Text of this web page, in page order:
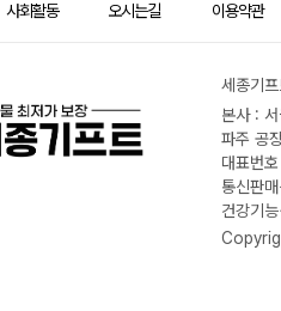
사회활동 오시는길 이용약관
세종기
본사 :
파주 공
대표번
통신판
건강기